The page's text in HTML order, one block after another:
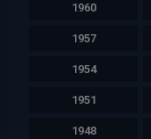
1960
1957
1954
1951
1948